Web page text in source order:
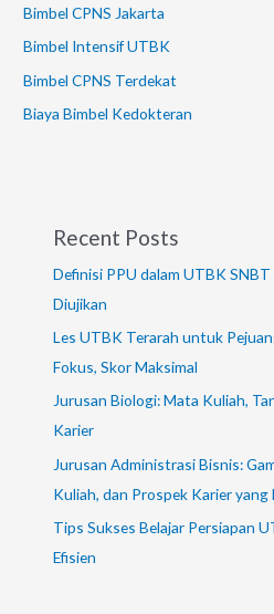
Bimbel CPNS Jakarta
Bimbel Intensif UTBK
Bimbel CPNS Terdekat
Biaya Bimbel Kedokteran
Recent Posts
Definisi PPU dalam UTBK
Diujikan
Les UTBK Terarah untuk
Fokus, Skor Maksimal
Jurusan Biologi: Mata Kuliah,
Karier
Jurusan Administrasi Bisnis:
Kuliah, dan Prospek Karier yang
Tips Sukses Belajar Persiapan
Efisien